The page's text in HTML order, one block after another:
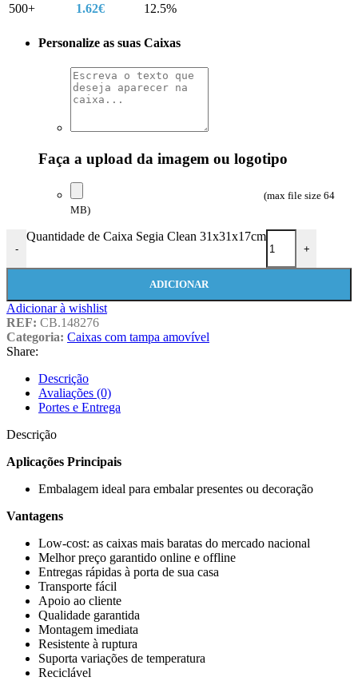
500+
1.62€ 12.5%
Personalize as suas Caixas
Faça a upload da imagem ou logotipo
(max file size 64
MB)
-
Quantidade de Caixa Segia Clean 31x31x17cm
+
ADICIONAR
Adicionar à wishlist
REF: CB.148276
Categoria: Caixas com tampa amovível
Share:
Descrição
Avaliações (0)
Portes e Entrega
Descrição
Aplicações Principais
Embalagem ideal para embalar presentes ou decoração
Vantagens
Low-cost: as caixas mais baratas do mercado nacional
Melhor preço garantido online e offline
Entregas rápidas à porta de sua casa
Transporte fácil
Apoio ao cliente
Qualidade garantida
Montagem imediata
Resistente à ruptura
Suporta variações de temperatura
Reciclável